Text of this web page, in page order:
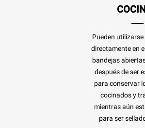
Pueden
directamente en
bandejas
después de ser
para conservar
cocinados y
mientras aún
para ser